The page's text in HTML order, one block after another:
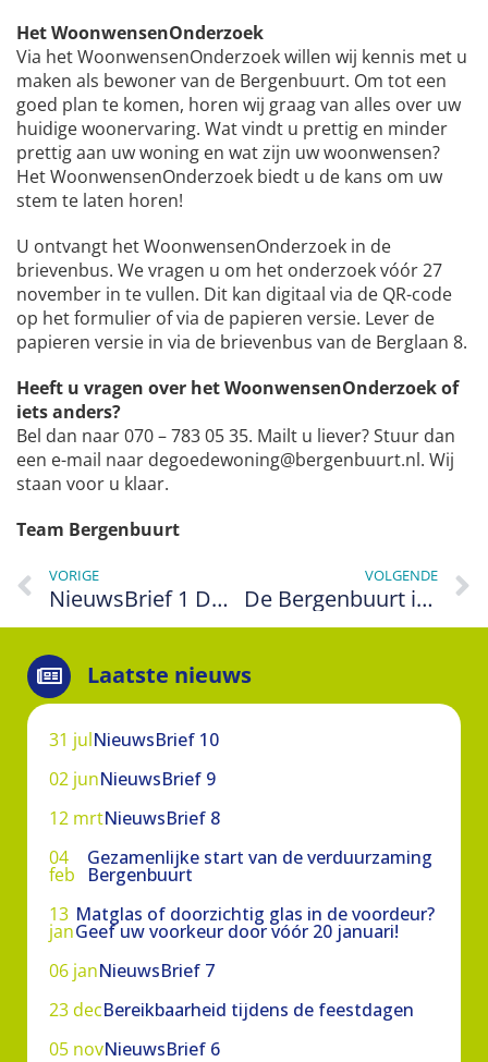
Het WoonwensenOnderzoek
Via het WoonwensenOnderzoek willen wij kennis met u
maken als bewoner van de Bergenbuurt. Om tot een
goed plan te komen, horen wij graag van alles over uw
huidige woonervaring. Wat vindt u prettig en minder
prettig aan uw woning en wat zijn uw woonwensen?
Het WoonwensenOnderzoek biedt u de kans om uw
stem te laten horen!
U ontvangt het WoonwensenOnderzoek in de
brievenbus. We vragen u om het onderzoek vóór 27
november in te vullen. Dit kan digitaal via de QR-code
op het formulier of via de papieren versie. Lever de
papieren versie in via de brievenbus van de Berglaan 8.
Heeft u vragen over het WoonwensenOnderzoek of
iets anders?
Bel dan naar 070 – 783 05 35. Mailt u liever? Stuur dan
een e-mail naar degoedewoning@bergenbuurt.nl. Wij
staan voor u klaar.
Team Bergenbuurt
VORIGE
NieuwsBrief 1 DGW
VOLGENDE
De Bergenbuurt in 2024 DGW
Laatste nieuws
31 julNieuwsBrief 10
02 junNieuwsBrief 9
12 mrtNieuwsBrief 8
04
feb
Gezamenlijke start van de verduurzaming
Bergenbuurt
13
jan
Matglas of doorzichtig glas in de voordeur?
Geef uw voorkeur door vóór 20 januari!
06 janNieuwsBrief 7
23 decBereikbaarheid tijdens de feestdagen
05 novNieuwsBrief 6